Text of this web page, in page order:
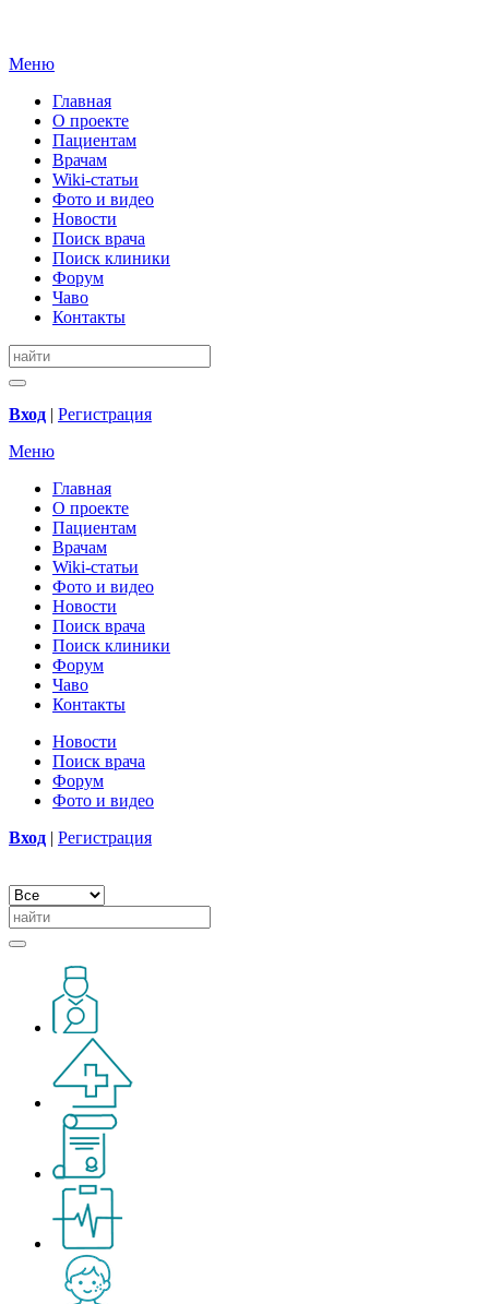
Меню
Главная
О проекте
Пациентам
Врачам
Wiki-статьи
Фото и видео
Новости
Поиск врача
Поиск клиники
Форум
Чаво
Контакты
Вход | Регистрация
Меню
Главная
О проекте
Пациентам
Врачам
Wiki-статьи
Фото и видео
Новости
Поиск врача
Поиск клиники
Форум
Чаво
Контакты
Новости
Поиск врача
Форум
Фото и видео
Вход | Регистрация